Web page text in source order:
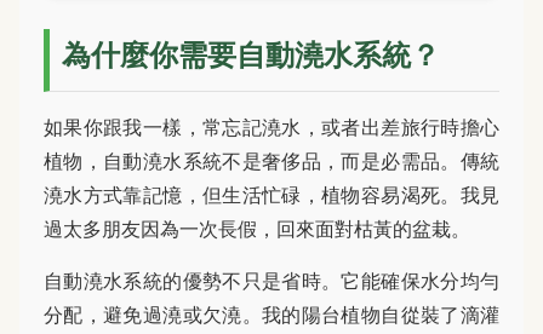
為什麼你需要自動澆水系統？
如果你跟我一樣，常忘記澆水，或者出差旅行時擔心
植物，自動澆水系統不是奢侈品，而是必需品。傳統
澆水方式靠記憶，但生活忙碌，植物容易渴死。我見
過太多朋友因為一次長假，回來面對枯黃的盆栽。
自動澆水系統的優勢不只是省時。它能確保水分均勻
分配，避免過澆或欠澆。我的陽台植物自從裝了滴灌